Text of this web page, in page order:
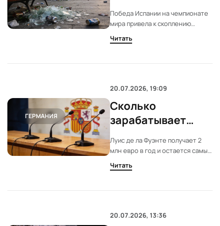
последствиями
массовых
празднований
Победа Испании на чемпионате
мира привела к скоплению
мусора в центре Мадрида.
Жители жалуются на отсутствие
Читать
ГЕРМАНИЯ
20.07.2026, 19:09
Сколько
зарабатывает
Луис де ла Фуэнте
после победы на
ЧМ-2026
Луис де ла Фуэнте получает 2
млн евро в год и остается самым
титулованным тренером в
истории сборной Испании. Его
действует до 2028 года.
Читать
20.07.2026, 13:36